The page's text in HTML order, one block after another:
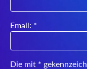
Email: *
Die mit *